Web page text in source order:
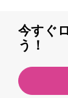
今すぐ
う！